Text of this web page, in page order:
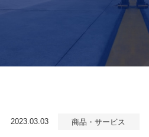
2023.03.03 商品・サービス